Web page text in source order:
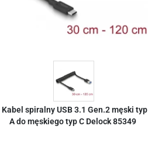
Kabel spiralny USB 3.1 Gen.2 męski typ
A do męskiego typ C Delock 85349